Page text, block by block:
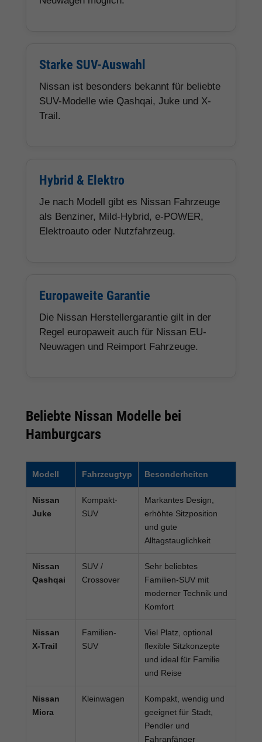
Starke SUV-Auswahl
Nissan ist besonders bekannt für beliebte
SUV-Modelle wie Qashqai, Juke und X-
Trail.
Hybrid & Elektro
Je nach Modell gibt es Nissan Fahrzeuge
als Benziner, Mild-Hybrid, e-POWER,
Elektroauto oder Nutzfahrzeug.
Europaweite Garantie
Die Nissan Herstellergarantie gilt in der
Regel europaweit auch für Nissan EU-
Neuwagen und Reimport Fahrzeuge.
Beliebte Nissan Modelle bei
Hamburgcars
Modell Fahrzeugtyp Besonderheiten
Nissan
Juke
Kompakt-
SUV
Markantes Design,
erhöhte Sitzposition
und gute
Alltagstauglichkeit
Nissan
Qashqai
SUV /
Crossover
Sehr beliebtes
Familien-SUV mit
moderner Technik und
Komfort
Nissan
X-Trail
Familien-
SUV
Viel Platz, optional
flexible Sitzkonzepte
und ideal für Familie
und Reise
Nissan
Micra
Kleinwagen
Kompakt, wendig und
geeignet für Stadt,
Pendler und
Fahranfänger